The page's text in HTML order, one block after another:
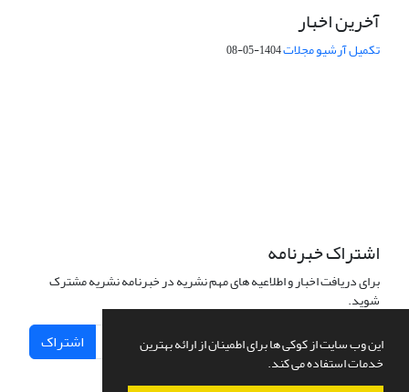
این وب سایت از کوکی ها برای اطمینان از ارائه بهترین
خدمات استفاده می کند.
آخرین اخبار
تکمیل آرشیو مجلات1404-05-08
اشتراک خبرنامه
برای دریافت اخبار و اطلاعیه های مهم نشریه در خبرنامه نشریه مشترک
شوید.
اشتراک